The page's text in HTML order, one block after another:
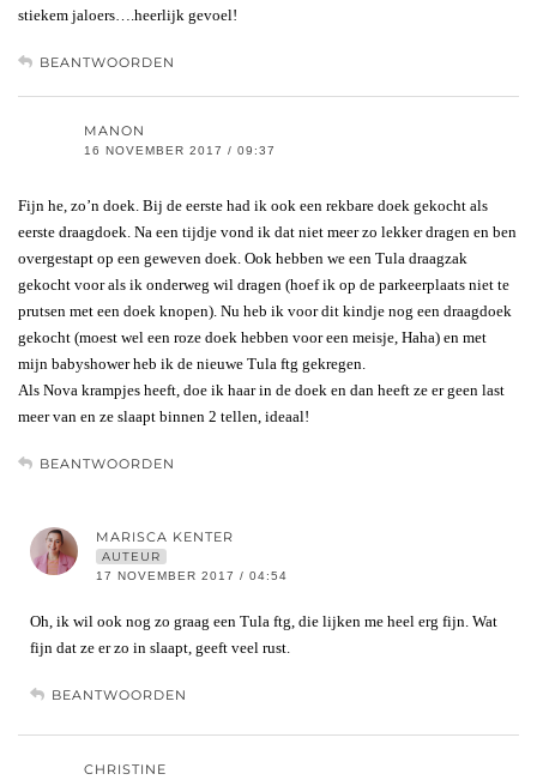
stiekem jaloers….heerlijk gevoel!
BEANTWOORDEN
MANON
16 NOVEMBER 2017 / 09:37
Fijn he, zo’n doek. Bij de eerste had ik ook een rekbare doek gekocht als
eerste draagdoek. Na een tijdje vond ik dat niet meer zo lekker dragen en ben
overgestapt op een geweven doek. Ook hebben we een Tula draagzak
gekocht voor als ik onderweg wil dragen (hoef ik op de parkeerplaats niet te
prutsen met een doek knopen). Nu heb ik voor dit kindje nog een draagdoek
gekocht (moest wel een roze doek hebben voor een meisje, Haha) en met
mijn babyshower heb ik de nieuwe Tula ftg gekregen.
Als Nova krampjes heeft, doe ik haar in de doek en dan heeft ze er geen last
meer van en ze slaapt binnen 2 tellen, ideaal!
BEANTWOORDEN
MARISCA KENTER
AUTEUR
17 NOVEMBER 2017 / 04:54
Oh, ik wil ook nog zo graag een Tula ftg, die lijken me heel erg fijn. Wat
fijn dat ze er zo in slaapt, geeft veel rust.
BEANTWOORDEN
CHRISTINE